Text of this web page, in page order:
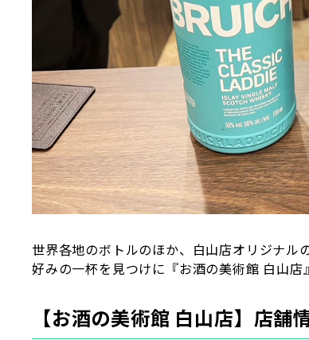
世界各地のボトルのほか、白山店オリジナル
好みの一杯を見つけに『お酒の美術館 白山店
【お酒の美術館 白山店】店舗